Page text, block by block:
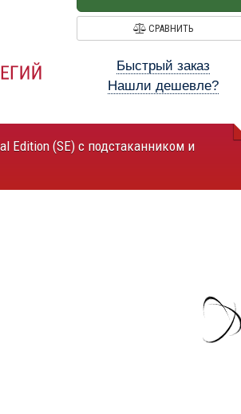
СРАВНИТЬ
Быстрый заказ
Нашли дешевле?
Edition (SE) с подстаканником и